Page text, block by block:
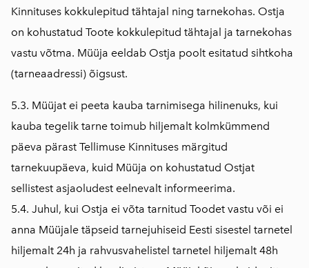
Kinnituses kokkulepitud tähtajal ning tarnekohas. Ostja
on kohustatud Toote kokkulepitud tähtajal ja tarnekohas
vastu võtma. Müüja eeldab Ostja poolt esitatud sihtkoha
(tarneaadressi) õigsust.
5.3. Müüjat ei peeta kauba tarnimisega hilinenuks, kui
kauba tegelik tarne toimub hiljemalt kolmkümmend
päeva pärast Tellimuse Kinnituses märgitud
tarnekuupäeva, kuid Müüja on kohustatud Ostjat
sellistest asjaoludest eelnevalt informeerima.
5.4. Juhul, kui Ostja ei võta tarnitud Toodet vastu või ei
anna Müüjale täpseid tarnejuhiseid Eesti sisestel tarnetel
hiljemalt 24h ja rahvusvahelistel tarnetel hiljemalt 48h